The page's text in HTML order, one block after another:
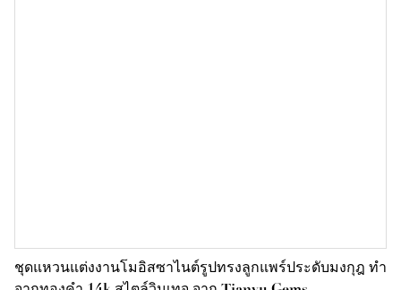
ชุดแหวนแต่งงานโมอิสซาไนต์รูปทรงลูกแพร์ประดับมงกุฎ ทำ